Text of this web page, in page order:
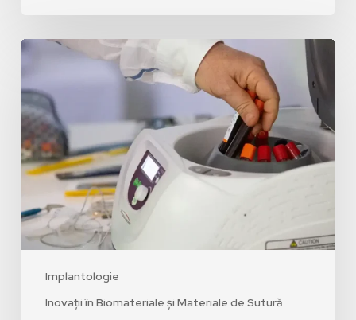
Implantologie
Inovații în Biomateriale și Materiale de Sutură